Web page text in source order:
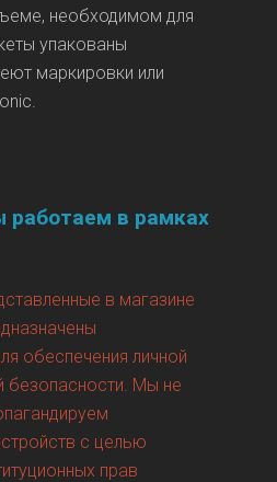
необходимом для
упакованы
маркировки или
в рамках
в магазине
обеспечения личной
безопасности. Мы не
с целью
прав